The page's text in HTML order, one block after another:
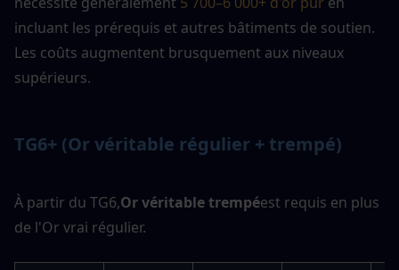
incluant les prérequis et autres bâtiments de soutien.
Les coûts augmentent brusquement aux niveaux
supérieurs.
TG6+ (Or véritable régulier + trempé)
À partir du TG6,Or véritable trempéest requis en plus
de l'Or vrai régulier.